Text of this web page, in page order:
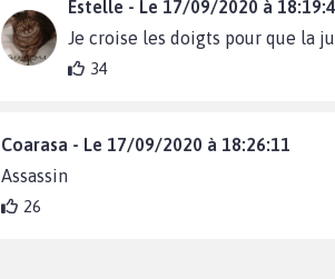
Estelle - Le 17/09/2020 à
Je croise les doigts pour que la
34
Coarasa - Le 17/09/2020 à 18:26:11
Assassin
26